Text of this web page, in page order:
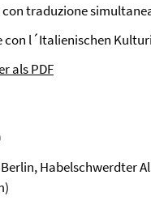
traduzione
con l´Italienischen
als PDF
Habelschwerdter